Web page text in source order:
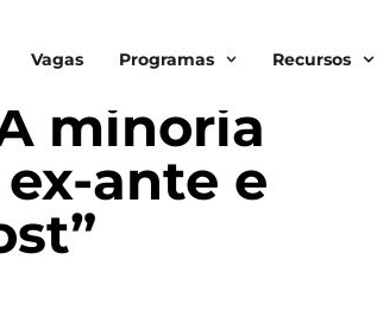
Vagas Programas Recursos
minoria
ante e